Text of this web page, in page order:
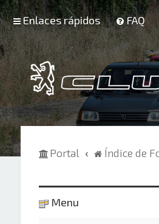
Enlaces rápidos FAQ
Portal Índice de
Menu